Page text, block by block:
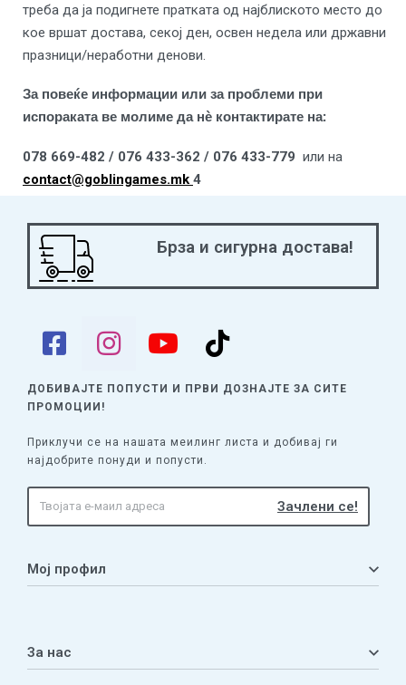
треба да ја подигнете пратката од најблиското место до
кое вршат достава, секој ден, освен недела или државни
празници/неработни денови.
За повеќе информации или за проблеми при
испораката ве молиме да нѐ контактирате на:
078 669-482 / 076 433-362 / 076 433-779 или на
contact@goblingames.mk 4
Брза и сигурна достава!
ДОБИВАЈТЕ ПОПУСТИ И ПРВИ ДОЗНАЈТЕ ЗА СИТЕ
ПРОМОЦИИ!
Приклучи се на нашата меилинг листа и добивај ги
најдобрите понуди и попусти.
Мој профил
Листа на желби
За нас